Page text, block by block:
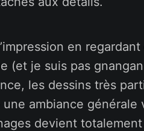
en
(et je suis pas
les dessins très
une ambiance
devient